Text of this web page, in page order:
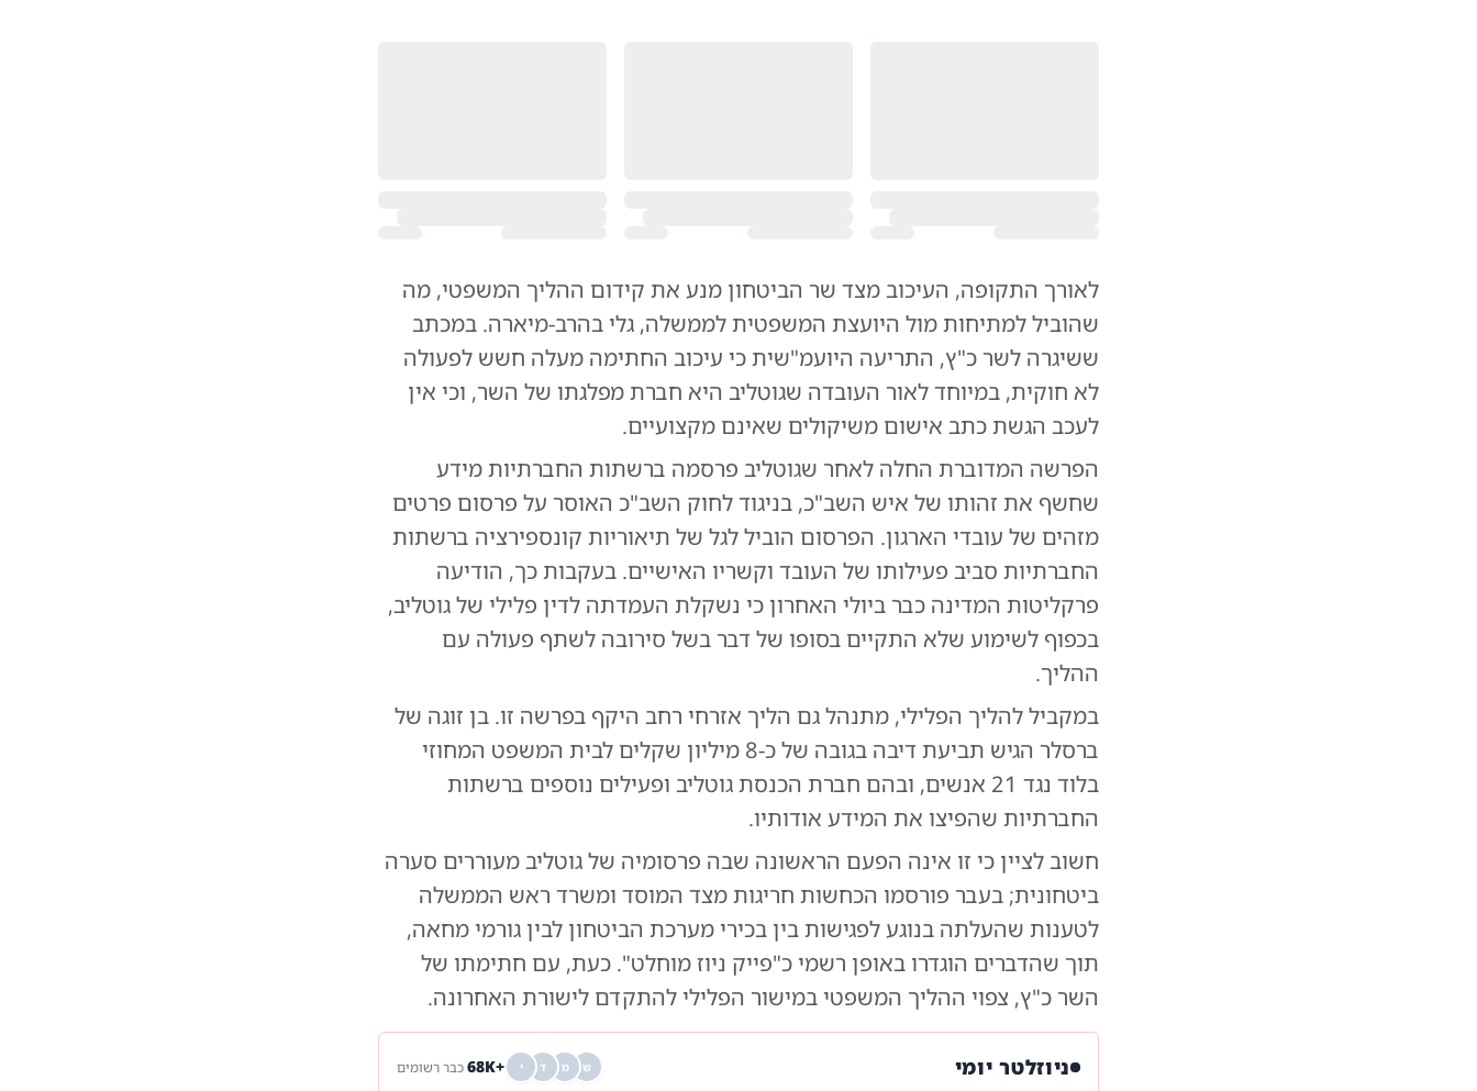
לאורך התקופה, העיכוב מצד שר הביטחון מנע את קידום ההליך המשפטי, מה
שהוביל למתיחות מול היועצת המשפטית לממשלה, גלי בהרב-מיארה. במכתב
ששיגרה לשר כ"ץ, התריעה היועמ"שית כי עיכוב החתימה מעלה חשש לפעולה
לא חוקית, במיוחד לאור העובדה שגוטליב היא חברת מפלגתו של השר, וכי אין
לעכב הגשת כתב אישום משיקולים שאינם מקצועיים.
הפרשה המדוברת החלה לאחר שגוטליב פרסמה ברשתות החברתיות מידע
שחשף את זהותו של איש השב"כ, בניגוד לחוק השב"כ האוסר על פרסום פרטים
מזהים של עובדי הארגון. הפרסום הוביל לגל של תיאוריות קונספירציה ברשתות
החברתיות סביב פעילותו של העובד וקשריו האישיים. בעקבות כך, הודיעה
פרקליטות המדינה כבר ביולי האחרון כי נשקלת העמדתה לדין פלילי של גוטליב,
בכפוף לשימוע שלא התקיים בסופו של דבר בשל סירובה לשתף פעולה עם
ההליך.
במקביל להליך הפלילי, מתנהל גם הליך אזרחי רחב היקף בפרשה זו. בן זוגה של
ברסלר הגיש תביעת דיבה בגובה של כ-8 מיליון שקלים לבית המשפט המחוזי
בלוד נגד 21 אנשים, ובהם חברת הכנסת גוטליב ופעילים נוספים ברשתות
החברתיות שהפיצו את המידע אודותיו.
חשוב לציין כי זו אינה הפעם הראשונה שבה פרסומיה של גוטליב מעוררים סערה
ביטחונית; בעבר פורסמו הכחשות חריגות מצד המוסד ומשרד ראש הממשלה
לטענות שהעלתה בנוגע לפגישות בין בכירי מערכת הביטחון לבין גורמי מחאה,
תוך שהדברים הוגדרו באופן רשמי כ"פייק ניוז מוחלט". כעת, עם חתימתו של
השר כ"ץ, צפוי ההליך המשפטי במישור הפלילי להתקדם לישורת האחרונה.
ניוזלטר יומי ש מ ד י +68K כבר רשומים